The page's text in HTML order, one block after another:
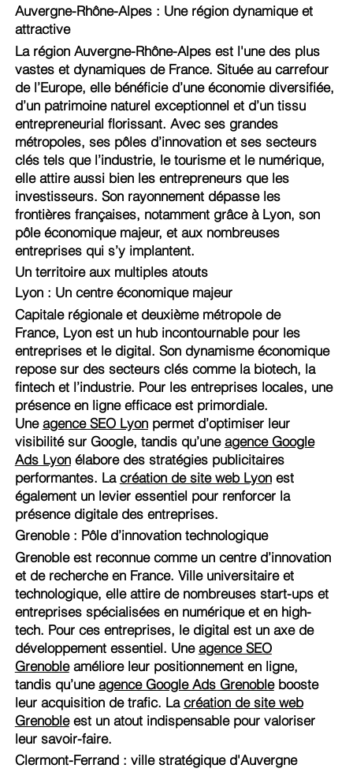
Auvergne-Rhône-Alpes : Une région dynamique et
attractive
La région Auvergne-Rhône-Alpes est l'une des plus
vastes et dynamiques de France. Située au carrefour
de l’Europe, elle bénéficie d’une économie diversifiée,
d’un patrimoine naturel exceptionnel et d’un tissu
entrepreneurial florissant. Avec ses grandes
métropoles, ses pôles d’innovation et ses secteurs
clés tels que l’industrie, le tourisme et le numérique,
elle attire aussi bien les entrepreneurs que les
investisseurs. Son rayonnement dépasse les
frontières françaises, notamment grâce à Lyon, son
pôle économique majeur, et aux nombreuses
entreprises qui s’y implantent.
Un territoire aux multiples atouts
Lyon : Un centre économique majeur
Capitale régionale et deuxième métropole de
France, Lyon est un hub incontournable pour les
entreprises et le digital. Son dynamisme économique
repose sur des secteurs clés comme la biotech, la
fintech et l’industrie. Pour les entreprises locales, une
présence en ligne efficace est primordiale.
Uneagence SEO Lyonpermet d’optimiser leur
visibilité sur Google, tandis qu’uneagence Google
Ads Lyonélabore des stratégies publicitaires
performantes. Lacréation de site web Lyonest
également un levier essentiel pour renforcer la
présence digitale des entreprises.
Grenoble : Pôle d’innovation technologique
Grenoble est reconnue comme un centre d’innovation
et de recherche en France. Ville universitaire et
technologique, elle attire de nombreuses start-ups et
entreprises spécialisées en numérique et en high-
tech. Pour ces entreprises, le digital est un axe de
développement essentiel. Uneagence SEO
Grenobleaméliore leur positionnement en ligne,
tandis qu’uneagence Google Ads Grenoblebooste
leur acquisition de trafic. Lacréation de site web
Grenobleest un atout indispensable pour valoriser
leur savoir-faire.
Clermont-Ferrand : ville stratégique d'Auvergne